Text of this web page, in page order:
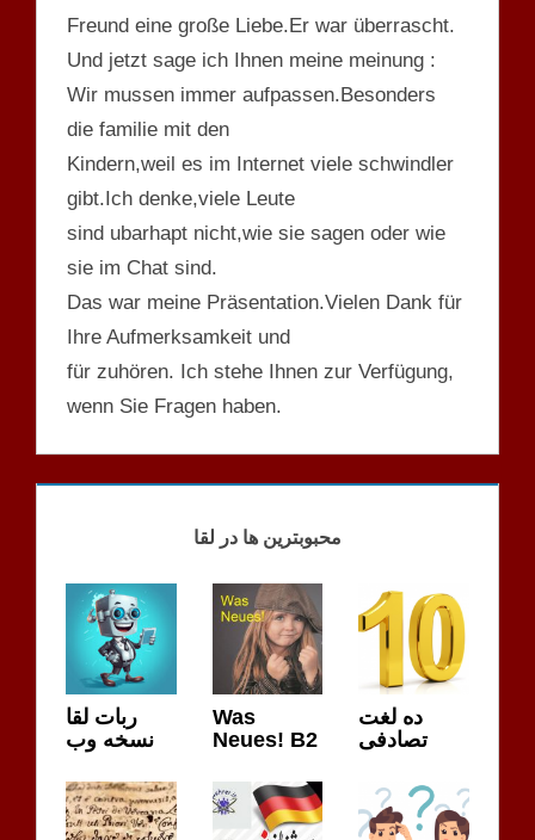
Freund eine große Liebe.Er war überrascht.
Und jetzt sage ich Ihnen meine meinung :
Wir mussen immer aufpassen.Besonders
die familie mit den
Kindern,weil es im Internet viele schwindler
gibt.Ich denke,viele Leute
sind ubarhapt nicht,wie sie sagen oder wie
sie im Chat sind.
Das war meine Präsentation.Vielen Dank für
Ihre Aufmerksamkeit und
für zuhören. Ich stehe Ihnen zur Verfügung,
wenn Sie Fragen haben.
محبوبترین ها در لقا
ربات لقا
نسخه وب
Was
Neues! B2
ده لغت
تصادفی